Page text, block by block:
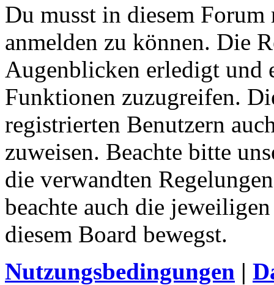
Du musst in diesem
anmelden zu können. Die
Augenblicken erledigt und
Funktionen zuzugreifen.
registrierten Benutzern
zuweisen. Beachte bitte
die verwandten
beachte auch die
diesem Board bewegst.
Nutzungsbedingungen |